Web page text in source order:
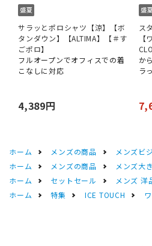
サラッとポロシャツ【涼】【ボ
タンダウン】【ALTIMA】【＃す
ごポロ】
フルオープンでオフィスでの着
こなしに対応
4,389円
ス
可
か
ラ
ホーム メンズの商品 メンズビ
ホーム
メンズの商品 メンズ大
ホーム
セットセール
メンズ 洋
ホーム
特集 ICE TOUCH